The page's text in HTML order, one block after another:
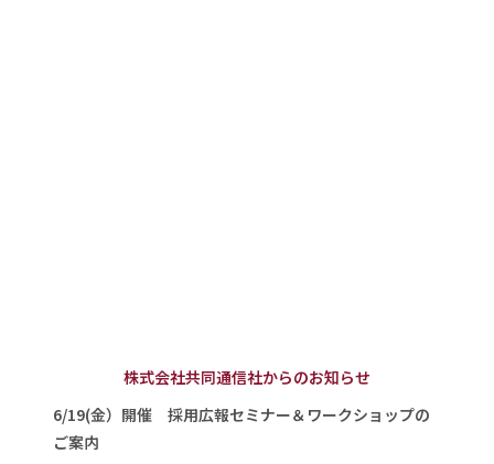
株式会社共同通信社からのお知らせ
6/19(金）開催 採用広報セミナー＆ワークショップの
ご案内